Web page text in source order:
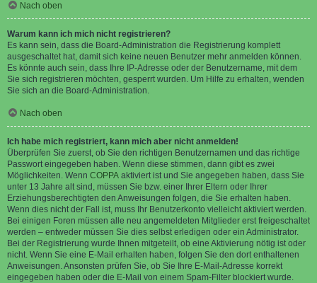
Nach oben
Warum kann ich mich nicht registrieren?
Es kann sein, dass die Board-Administration die Registrierung komplett
ausgeschaltet hat, damit sich keine neuen Benutzer mehr anmelden können.
Es könnte auch sein, dass Ihre IP-Adresse oder der Benutzername, mit dem
Sie sich registrieren möchten, gesperrt wurden. Um Hilfe zu erhalten, wenden
Sie sich an die Board-Administration.
Nach oben
Ich habe mich registriert, kann mich aber nicht anmelden!
Überprüfen Sie zuerst, ob Sie den richtigen Benutzernamen und das richtige
Passwort eingegeben haben. Wenn diese stimmen, dann gibt es zwei
Möglichkeiten. Wenn COPPA aktiviert ist und Sie angegeben haben, dass Sie
unter 13 Jahre alt sind, müssen Sie bzw. einer Ihrer Eltern oder Ihrer
Erziehungsberechtigten den Anweisungen folgen, die Sie erhalten haben.
Wenn dies nicht der Fall ist, muss Ihr Benutzerkonto vielleicht aktiviert werden.
Bei einigen Foren müssen alle neu angemeldeten Mitglieder erst freigeschaltet
werden – entweder müssen Sie dies selbst erledigen oder ein Administrator.
Bei der Registrierung wurde Ihnen mitgeteilt, ob eine Aktivierung nötig ist oder
nicht. Wenn Sie eine E-Mail erhalten haben, folgen Sie den dort enthaltenen
Anweisungen. Ansonsten prüfen Sie, ob Sie Ihre E-Mail-Adresse korrekt
eingegeben haben oder die E-Mail von einem Spam-Filter blockiert wurde.